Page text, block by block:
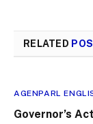
RELATED
AGENPARL
Governor’s